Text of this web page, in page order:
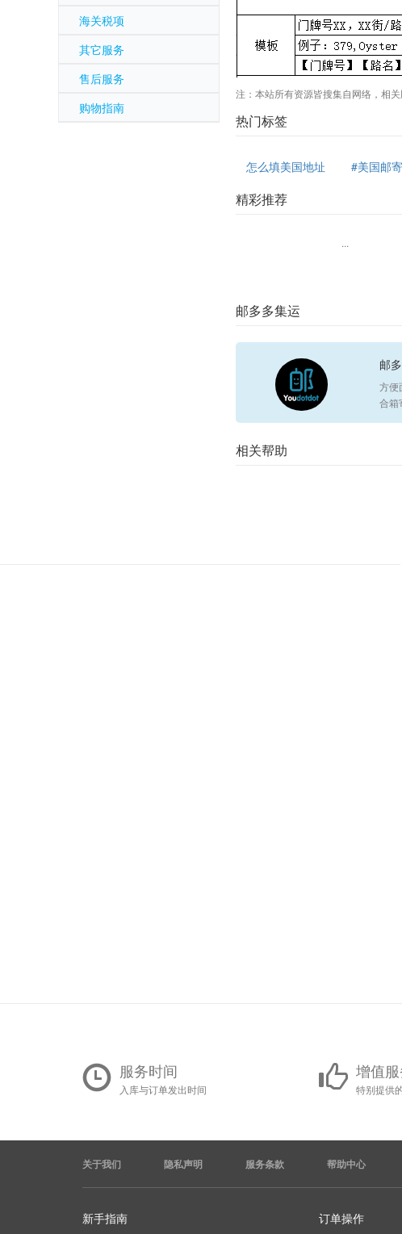
海关税项
其它服务
售后服务
购物指南
注：本站所有资源皆搜集自网络，相
热门标签
怎么填美国地址 #美国邮
精彩推荐
...
邮多多集运
邮
方便
合箱
相关帮助
服务时间
入库与订单发出时间
增值
特别提供
关于我们 隐私声明 服务条款 帮助中心
新手指南 订单操作